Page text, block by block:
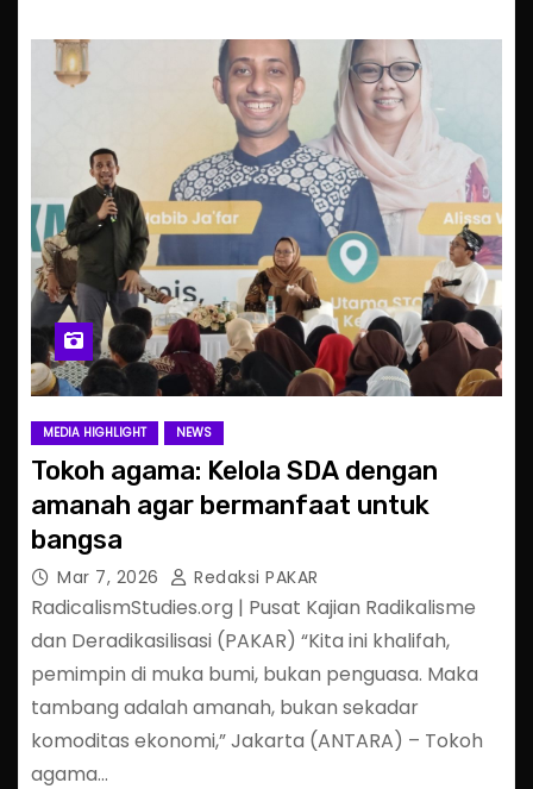
MEDIA HIGHLIGHT NEWS
Tokoh agama: Kelola SDA dengan
amanah agar bermanfaat untuk
bangsa
Mar 7, 2026 Redaksi PAKAR
RadicalismStudies.org | Pusat Kajian Radikalisme
dan Deradikasilisasi (PAKAR) “Kita ini khalifah,
pemimpin di muka bumi, bukan penguasa. Maka
tambang adalah amanah, bukan sekadar
komoditas ekonomi,” Jakarta (ANTARA) – Tokoh
agama…